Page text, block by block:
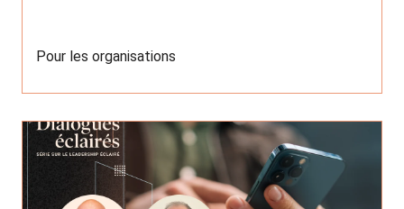
Pour les organisations